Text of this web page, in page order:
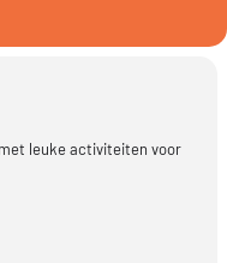
leuke activiteiten voor